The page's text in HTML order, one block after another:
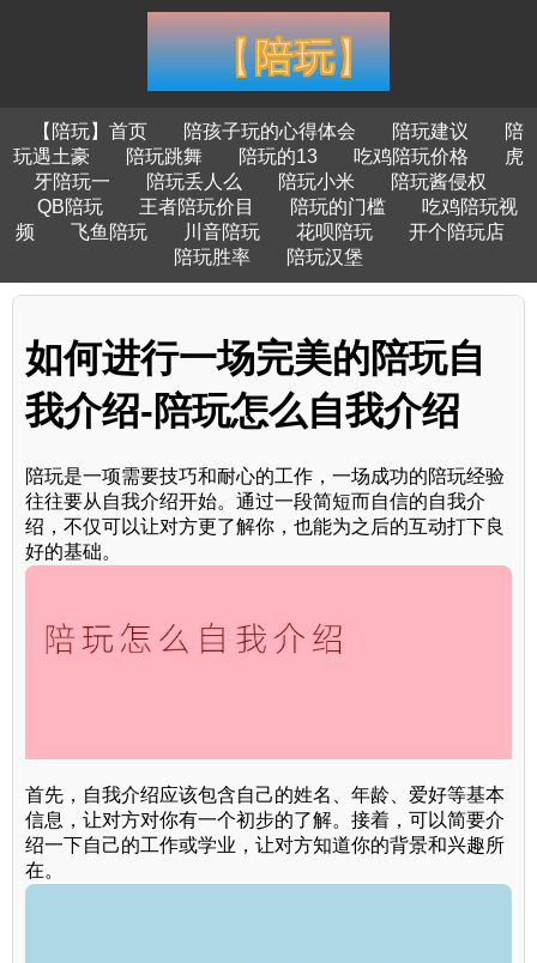
【陪玩】首页 陪孩子玩的心得体会 陪玩建议
陪
玩遇土豪
陪玩跳舞 陪玩的13 吃鸡陪玩价格
虎
牙陪玩一
陪玩丢人么 陪玩小米
陪玩酱侵权
QB陪玩
王者陪玩价目 陪玩的门槛
吃鸡陪玩视
频
飞鱼陪玩 川音陪玩 花呗陪玩
开个陪玩店
陪玩胜率
陪玩汉堡
如何进行一场完美的陪玩自
我介绍-陪玩怎么自我介绍
陪玩是一项需要技巧和耐心的工作，一场成功的陪玩经验
往往要从自我介绍开始。通过一段简短而自信的自我介
绍，不仅可以让对方更了解你，也能为之后的互动打下良
好的基础。
首先，自我介绍应该包含自己的姓名、年龄、爱好等基本
信息，让对方对你有一个初步的了解。接着，可以简要介
绍一下自己的工作或学业，让对方知道你的背景和兴趣所
在。